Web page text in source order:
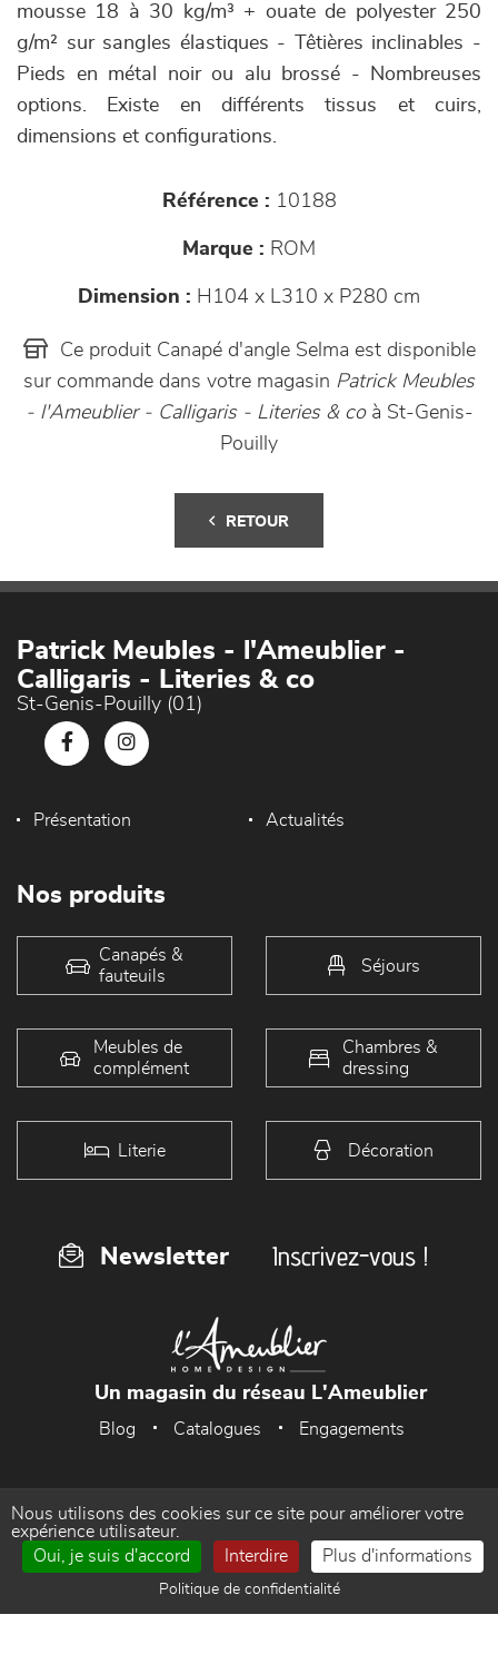
mousse 18 à 30 kg/m³ + ouate de polyester 250
g/m² sur sangles élastiques - Têtières inclinables -
Pieds en métal noir ou alu brossé - Nombreuses
options. Existe en différents tissus et cuirs,
dimensions et configurations.
Référence : 10188
Marque : ROM
Dimension : H104 x L310 x P280 cm
Ce produit Canapé d'angle Selma est disponible
sur commande dans votre magasin Patrick Meubles
- l'Ameublier - Calligaris - Literies & coà St-Genis-
Pouilly
RETOUR
Patrick Meubles - l'Ameublier -
Calligaris - Literies & co
St-Genis-Pouilly (01)
Présentation Actualités
Nos produits
Canapés &
fauteuils
Séjours
Meubles de
complément
Chambres &
dressing
Literie Décoration
Newsletter Inscrivez-vous !
Un magasin du réseau L'Ameublier
Blog Catalogues Engagements
Accueil Mentions Légales
Politique de confidentialité Gestion des cookies
Contact
Nous utilisons des cookies sur ce site pour améliorer votre
expérience utilisateur.
Oui, je suis d'accord
Interdire Plus d'informations
Politique de confidentialité